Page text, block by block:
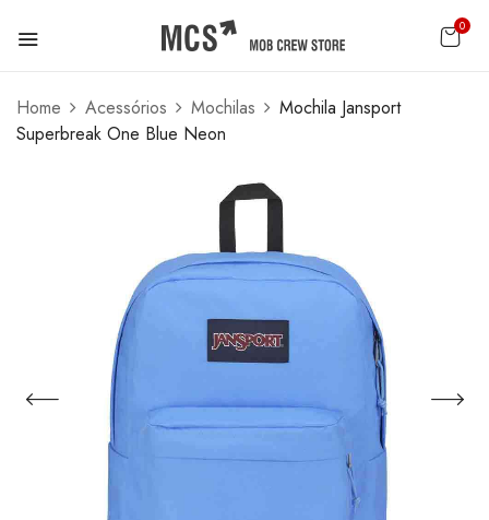
0
Home Acessórios Mochilas
Mochila Jansport
Superbreak One Blue Neon